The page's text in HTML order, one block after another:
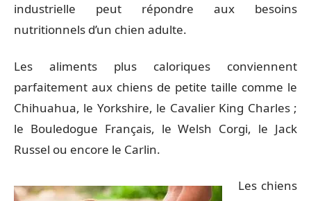
industrielle peut répondre aux besoins
nutritionnels d’un chien adulte.
Les aliments plus caloriques conviennent
parfaitement aux chiens de petite taille comme le
Chihuahua, le Yorkshire, le Cavalier King Charles ;
le Bouledogue Français, le Welsh Corgi, le Jack
Russel ou encore le Carlin.
Les chiens